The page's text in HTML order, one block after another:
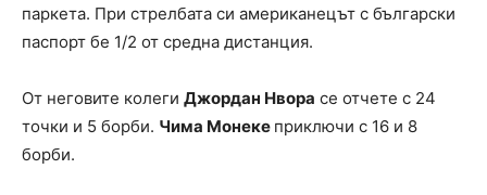
паркета. При стрелбата си американецът с български
паспорт бе 1/2 от средна дистанция.
От неговите колеги Джордан Нвора се отчете с 24
точки и 5 борби. Чима Монеке приключи с 16 и 8
борби.